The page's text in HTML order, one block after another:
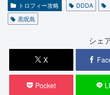
トロフィー攻略 DDDA
黒呪島
シェ
X
Pocket